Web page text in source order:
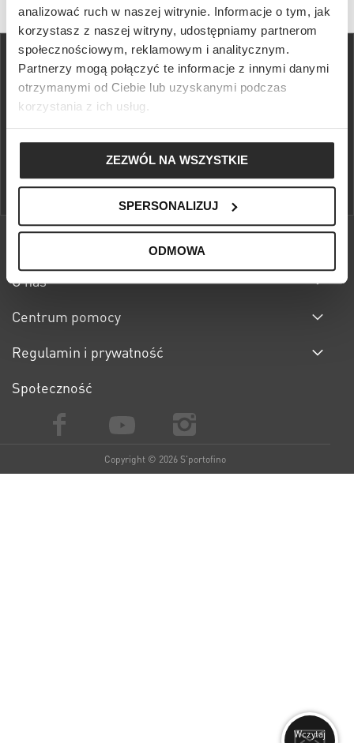
analizować ruch w naszej witrynie. Informacje o tym, jak
korzystasz z naszej witryny, udostępniamy partnerom
społecznościowym, reklamowym i analitycznym.
Partnerzy mogą połączyć te informacje z innymi danymi
otrzymanymi od Ciebie lub uzyskanymi podczas
korzystania z ich usług.
ZEZWÓL NA WSZYSTKIE
SPERSONALIZUJ
ODMOWA
Skorzystaj z 10% rabatu na pierwsze zakupy, darmowych zwrotów i
wcześniejszego dostępu do specjalnych akcji w S'portofino Club.
O nas
Centrum pomocy
Regulamin i prywatność
Społeczność
Copyright © 2026 S'portofino
Wczytaj